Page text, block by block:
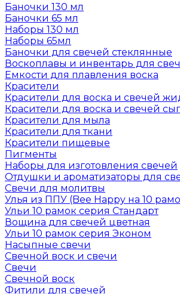
Баночки 130 мл
Баночки 65 мл
Наборы 130 мл
Наборы 65мл
Баночки для свечей стеклянные
Воскоплавы и инвентарь для
Емкости для плавления воска
Красители
Красители для воска и свечей
Красители для воска и свечей
Красители для мыла
Красители для ткани
Красители пищевые
Пигменты
Наборы для изготовления свечей
Отдушки и ароматизаторы для
Свечи для молитвы
Улья из ППУ (Bee Happy на 10
Ульи 10 рамок серия Стандарт
Вощина для свечей цветная
Ульи 10 рамок серия Эконом
Насыпные свечи
Свечной воск и свечи
Свечи
Свечной воск
Фитили для свечей